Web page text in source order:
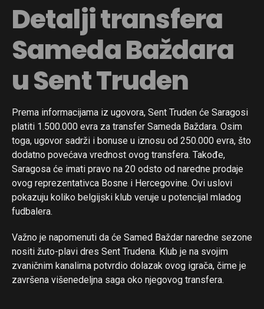
Detalji transfera
Sameda Baždara
u Sent Truden
Prema informacijama iz ugovora, Sent Truden će Saragosi
platiti 1.500.000 evra za transfer Sameda Baždara. Osim
toga, ugovor sadrži i bonuse u iznosu od 250.000 evra, što
dodatno povećava vrednost ovog transfera. Takođe,
Saragosa će imati pravo na 20 odsto od naredne prodaje
ovog reprezentativca Bosne i Hercegovine. Ovi uslovi
pokazuju koliko belgijski klub veruje u potencijal mladog
fudbalera.
Važno je napomenuti da će Samed Baždar naredne sezone
nositi žuto-plavi dres Sent Trudena. Klub je na svojim
zvaničnim kanalima potvrdio dolazak ovog igrača, čime je
završena višenedeljna saga oko njegovog transfera.